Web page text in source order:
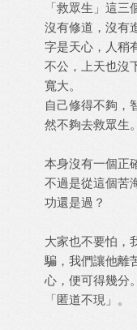
「救眾生」這
沒有修道，沒有
字是天心，人稍
不公，上天也沒
寬大。
自己修得不夠，
然不夠去救眾生。
本身沒有一個正
不過是從這個苦
功還是過？
大家也不要怕，
騙，我們讓他離
心，便可得幾分
「匿道不現」。